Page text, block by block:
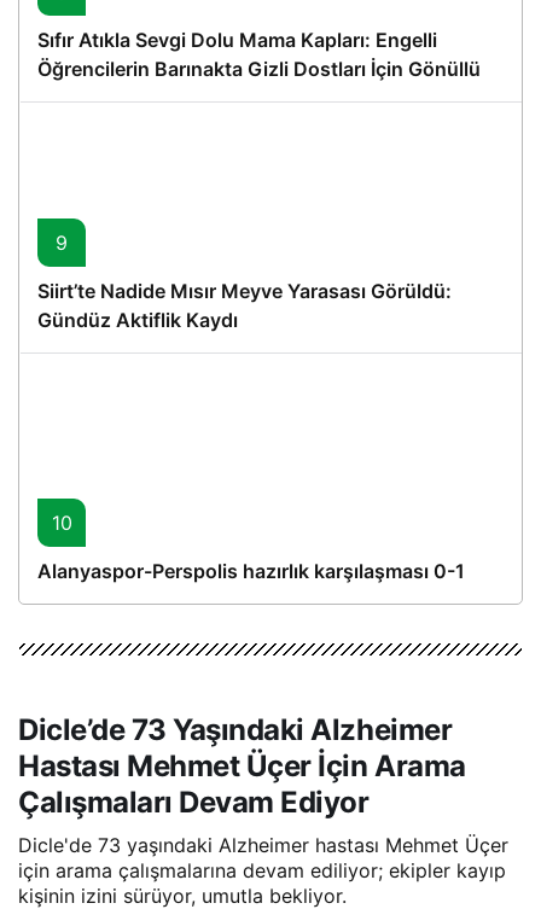
Sıfır Atıkla Sevgi Dolu Mama Kapları: Engelli
Öğrencilerin Barınakta Gizli Dostları İçin Gönüllü
Proje
9
Siirt’te Nadide Mısır Meyve Yarasası Görüldü:
Gündüz Aktiflik Kaydı
10
Alanyaspor-Perspolis hazırlık karşılaşması 0-1
Dicle’de 73 Yaşındaki Alzheimer
Hastası Mehmet Üçer İçin Arama
Çalışmaları Devam Ediyor
Dicle'de 73 yaşındaki Alzheimer hastası Mehmet Üçer
için arama çalışmalarına devam ediliyor; ekipler kayıp
kişinin izini sürüyor, umutla bekliyor.